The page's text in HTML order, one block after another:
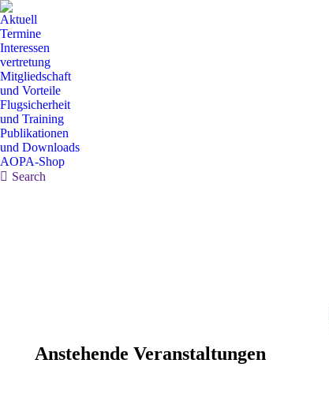
Aktuell
Termine
Interessen
vertretung
Mitgliedschaft
und Vorteile
Flugsicherheit
und Training
Publikationen
und Downloads
AOPA-Shop
Search:
Search
Anstehende Veranstaltungen